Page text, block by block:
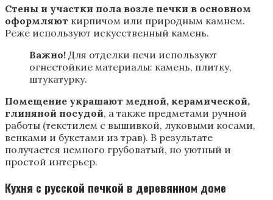
Стены и участки пола возле печки в основном
оформляют кирпичом или природным камнем.
Реже используют искусственный камень.
Важно! Для отделки печи используют
огнестойкие материалы: камень, плитку,
штукатурку.
Помещение украшают медной, керамической,
глиняной посудой, а также предметами ручной
работы (текстилем с вышивкой, луковыми косами,
венками и букетами из трав). В результате
получается немного грубоватый, но уютный и
простой интерьер.
Кухня с русской печкой в деревянном доме